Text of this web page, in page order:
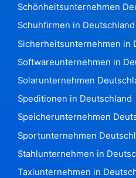
Norfolk2
Nördliche Marianen211
Oman 6.575
Pakistan 8.300
Panama6.182
Papua-Neuguinea790
Peru 2.756.526
Philippinen 659,101
Polen 4,774,490
Portugal 708.139
Schönheitsunternehmen
Schuhfirmen in Deutschland
Sicherheitsunternehmen in
Softwareunternehmen in
Solarunternehmen
Speditionen in Deutschland
Speicherunternehmen
Sportunternehmen
Stahlunternehmen in
Taxiunternehmen in